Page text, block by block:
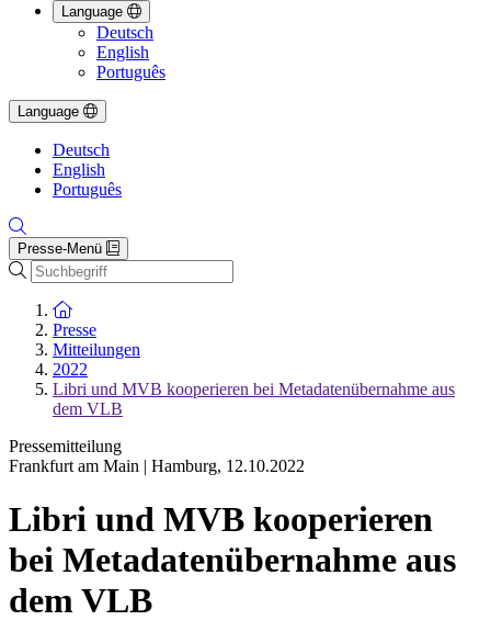
Language
Deutsch
English
Português
Language
Deutsch
English
Português
Presse-Menü
Suche
Zur Startseite
Presse
Mitteilungen
2022
Libri und MVB kooperieren bei Metadatenübernahme aus
dem VLB
Pressemitteilung
Frankfurt am Main | Hamburg, 12.10.2022
Libri und MVB kooperieren
bei Metadatenübernahme aus
dem VLB